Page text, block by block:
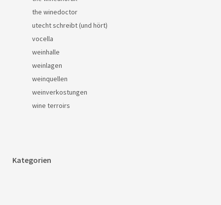
the winedoctor
utecht schreibt (und hört)
vocella
weinhalle
weinlagen
weinquellen
weinverkostungen
wine terroirs
Kategorien